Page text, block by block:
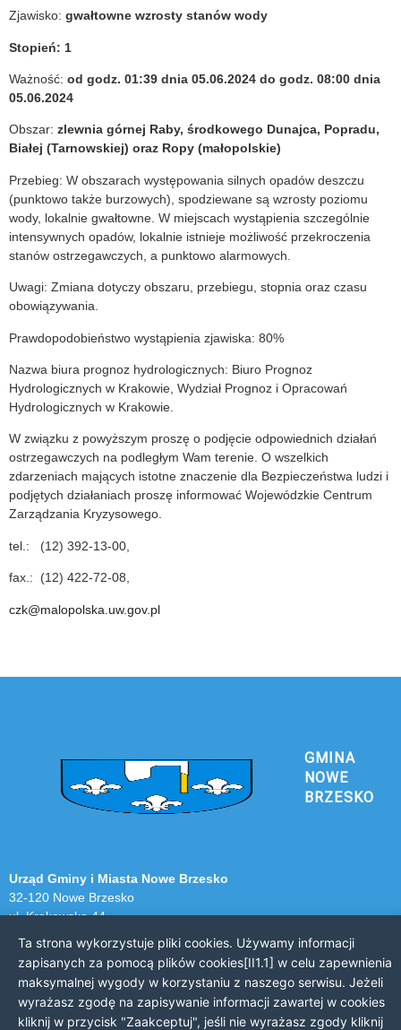
Zjawisko: gwałtowne wzrosty stanów wody
Stopień: 1
Ważność: od godz. 01:39 dnia 05.06.2024 do godz. 08:00 dnia
05.06.2024
Obszar: zlewnia górnej Raby, środkowego Dunajca, Popradu,
Białej (Tarnowskiej) oraz Ropy (małopolskie)
Przebieg: W obszarach występowania silnych opadów deszczu
(punktowo także burzowych), spodziewane są wzrosty poziomu
wody, lokalnie gwałtowne. W miejscach wystąpienia szczególnie
intensywnych opadów, lokalnie istnieje możliwość przekroczenia
stanów ostrzegawczych, a punktowo alarmowych.
Uwagi: Zmiana dotyczy obszaru, przebiegu, stopnia oraz czasu
obowiązywania.
Prawdopodobieństwo wystąpienia zjawiska: 80%
Nazwa biura prognoz hydrologicznych: Biuro Prognoz
Hydrologicznych w Krakowie, Wydział Prognoz i Opracowań
Hydrologicznych w Krakowie.
W związku z powyższym proszę o podjęcie odpowiednich działań
ostrzegawczych na podległym Wam terenie. O wszelkich
zdarzeniach mających istotne znaczenie dla Bezpieczeństwa ludzi i
podjętych działaniach proszę informować Wojewódzkie Centrum
Zarządzania Kryzysowego.
tel.: (12) 392-13-00,
fax.: (12) 422-72-08,
czk@malopolska.uw.gov.pl
GMINA
NOWE
BRZESKO
Urząd Gminy i Miasta Nowe Brzesko
32-120 Nowe Brzesko
ul. Krakowska 44
KONTAKT Z URZĘDEM
Telefon: 12 385 20 94
Faks: 12 385 03 55
Email: sekretariat@nowe-brzesko.pl
Ta strona wykorzystuje pliki cookies. Używamy informacji
zapisanych za pomocą plików cookies[II1.1] w celu zapewnienia
maksymalnej wygody w korzystaniu z naszego serwisu. Jeżeli
wyrażasz zgodę na zapisywanie informacji zawartej w cookies
kliknij w przycisk "Zaakceptuj", jeśli nie wyrażasz zgody kliknij